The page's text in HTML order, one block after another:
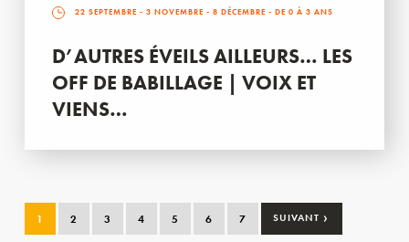
22 SEPTEMBRE - 3 NOVEMBRE - 8 DÉCEMBRE - DE 0 À 3 ANS
D’AUTRES ÉVEILS AILLEURS… LES
OFF DE BABILLAGE | VOIX ET
VIENS…
1 2 3 4 5 6 7 SUIVANT ›